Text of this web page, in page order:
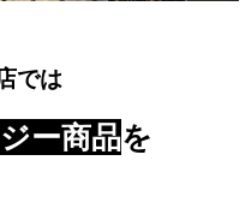
では
ー商品を